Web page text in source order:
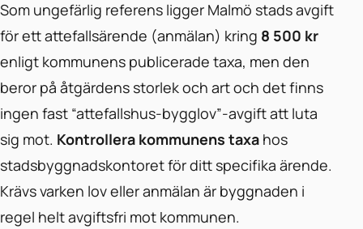
Som ungefärlig referens ligger Malmö stads avgift
för ett attefallsärende (anmälan) kring 8 500 kr
enligt kommunens publicerade taxa, men den
beror på åtgärdens storlek och art och det finns
ingen fast “attefallshus-bygglov”-avgift att luta
sig mot. Kontrollera kommunens taxa hos
stadsbyggnadskontoret för ditt specifika ärende.
Krävs varken lov eller anmälan är byggnaden i
regel helt avgiftsfri mot kommunen.